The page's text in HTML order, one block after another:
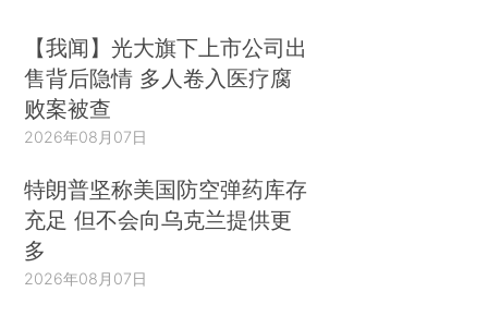
【我闻】光大旗下上市公司出
售背后隐情 多人卷入医疗腐
败案被查
2026年08月07日
特朗普坚称美国防空弹药库存
充足 但不会向乌克兰提供更
多
2026年08月07日